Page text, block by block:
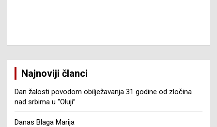
Najnoviji članci
Dan žalosti povodom obilježavanja 31 godine od zločina
nad srbima u “Oluji”
Danas Blaga Marija